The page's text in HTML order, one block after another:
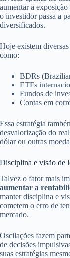
aumentar a
o investidor passa a
diversificados.
Hoje existem
como:
BDRs
ETFs
Fundos de
Contas em
Essa estratégia
desvalorização do
dólar ou outras
Disciplina e visão de
Talvez o fator mais
aumentar a
manter disciplina e
cometem o erro de
mercado.
Oscilações fazem
de decisões
suas estratégias